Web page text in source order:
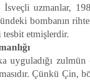
İsveçli uzmanlar,
bombanın
tesbit etmişlerdir.
uyguladığı
Çünkü Çin,